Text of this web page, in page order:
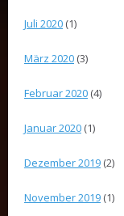
Juli 2020 (1)
März 2020 (3)
Februar 2020 (4)
Januar 2020 (1)
Dezember 2019 (2)
November 2019 (1)